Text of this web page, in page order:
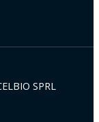
SPRL